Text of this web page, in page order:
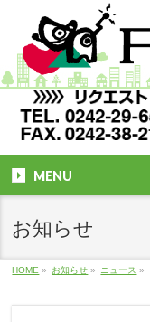
MENU
お知らせ
HOME » お知らせ » ニュース »